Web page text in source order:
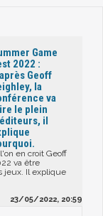
Game
2022 :
Geoff
la
va
le plein
il
en croit Geoff
va être
jeux. Il explique
23/05/2022, 20:59